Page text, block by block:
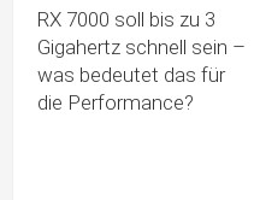
RX 7000 soll bis zu 3
Gigahertz schnell sein –
was bedeutet das für
die Performance?